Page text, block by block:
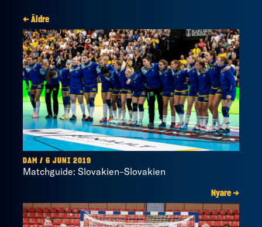
← Äldre
DAM / 6 JUNI 2019
Matchguide: Slovakien–Slovakien
Nyare →